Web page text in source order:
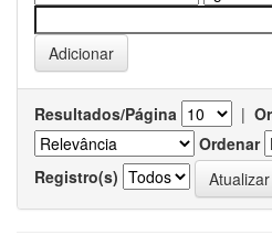
Resultados/Página |
Ordenar
Registro(s)